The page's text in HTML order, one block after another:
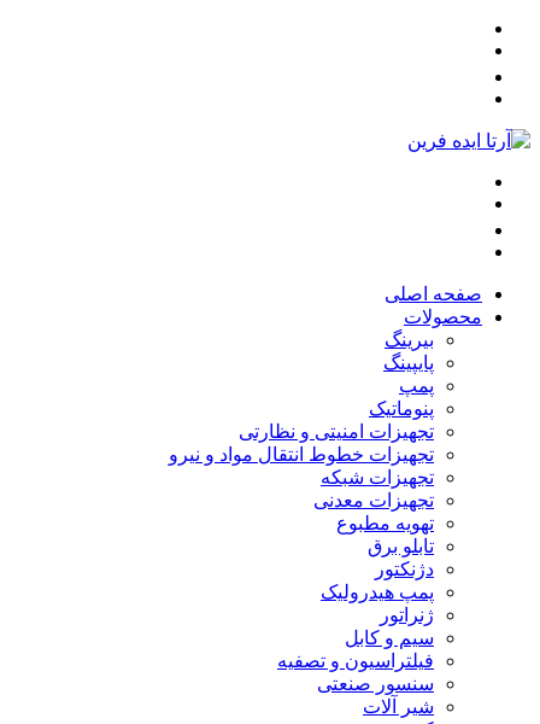
صفحه اصلی
محصولات
بیرینگ
پایپینگ
پمپ
پنوماتیک
تجهیزات امنیتی و نظارتی
تجهیزات خطوط انتقال مواد و نیرو
تجهیزات شبکه
تجهیزات معدنی
تهویه مطبوع
تابلو برق
دژنکتور
پمپ هیدرولیک
ژنراتور
سیم و کابل
فیلتراسیون و تصفیه
سنسور صنعتی
شیر آلات